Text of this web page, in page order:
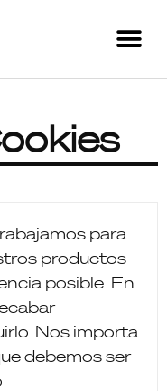
para
productos
posible. En
Nos importa
debemos ser